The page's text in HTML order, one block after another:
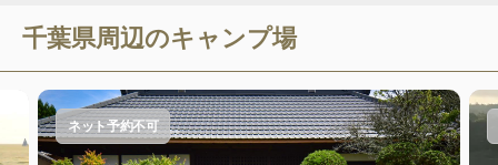
千葉県周辺のキャンプ場
ネット予約不可